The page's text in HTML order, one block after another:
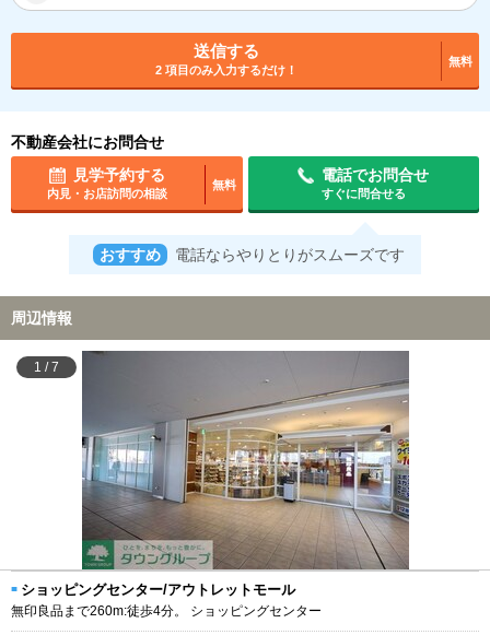
送信する
2 項目のみ入力するだけ！
無料
不動産会社にお問合せ
見学予約する
内見・お店訪問の相談
無料
電話でお問合せ
すぐに問合せる
おすすめ 電話ならやりとりがスムーズです
周辺情報
1 /7
ショッピングセンター/アウトレットモール
無印良品まで260m:徒歩4分。 ショッピングセンター